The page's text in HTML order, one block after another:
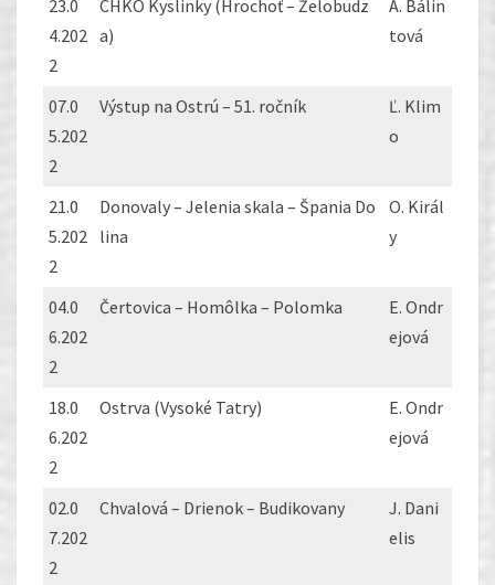
23.0
4.202
2
CHKO Kyslinky (Hrochoť – Želobudz
a)
A. Bálin
tová
07.0
5.202
2
Výstup na Ostrú – 51. ročník
Ľ. Klim
o
21.0
5.202
2
Donovaly – Jelenia skala – Špania Do
lina
O. Királ
y
04.0
6.202
2
Čertovica – Homôlka – Polomka
E. Ondr
ejová
18.0
6.202
2
Ostrva (Vysoké Tatry)
E. Ondr
ejová
02.0
7.202
2
Chvalová – Drienok – Budikovany
J. Dani
elis